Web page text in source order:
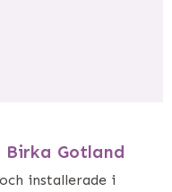
Birka Gotland
installerade i